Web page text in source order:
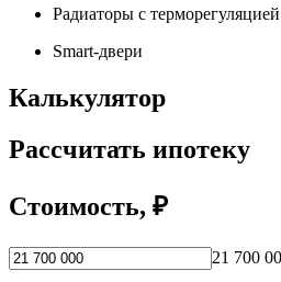
Радиаторы с терморегуляцией
Smart-двери
Калькулятор
Рассчитать ипотеку
Стоимость, ₽
21 700